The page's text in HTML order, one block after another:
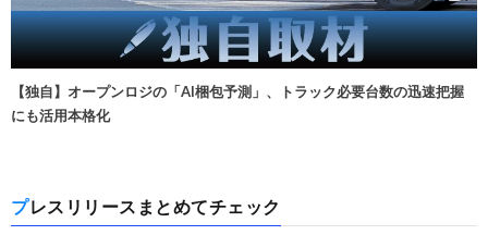
【独自】オープンロジの「AI梱包予測」、トラック必要台数の迅速把握
にも活用本格化
プレスリリースまとめてチェック